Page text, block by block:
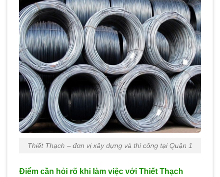
Thiết Thạch – đơn vị xây dựng và thi công tại Quận 1
Điểm cần hỏi rõ khi làm việc với Thiết Thạch